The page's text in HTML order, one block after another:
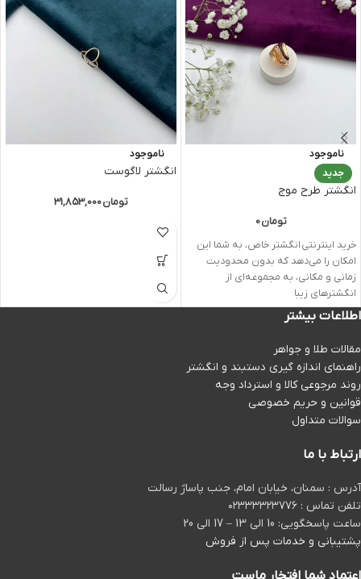
ناموجود
جدید
انگشتر طرح موج
تومان0
خرید اینترنتی انگشتر خاص، به شما این
امکان را می‌دهد که بدون محدودیت
زمانی و مکانی، به مجموعه‌ای از
انگشترهای زیبا
ناموجود
انگشتر لاگوست
تومان
اطلاعات بیشتر
مقالات طلا و جواهر
راهنمای اندازه گیری دستبند و انگشتر
روند مرجوعی کالا و استرداد وجه
قوانین و حریم خصوصی
سوالات متداول
ارتباط با ما
آدرس : سمنان، خیابان امام، جنب پاساژ رسالت
تلفن تماس : ۰۲۳۳۳۳۲۳۷۷۶
ساعت پاسخگویی: 10 الی 13 – 17 الی 20
پشتیبانی و خدمات پس از فروش
اعتماد شما افتخار ماست